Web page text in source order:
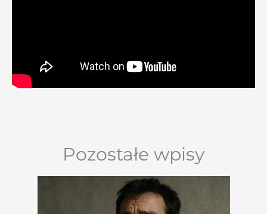
Pozostałe wpisy